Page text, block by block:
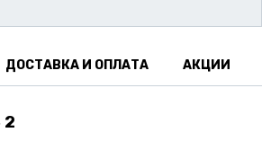
ДОСТАВКА И ОПЛАТА АКЦИИ
2